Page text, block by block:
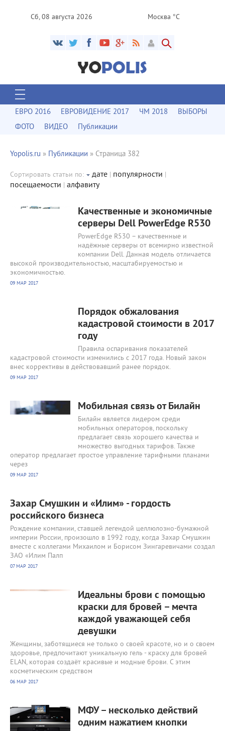
Сб, 08 августа 2026 Москва °C
ЕВРО 2016 ЕВРОВИДЕНИЕ 2017 ЧМ 2018
ВЫБОРЫ
ФОТО
ВИДЕО Публикации
Yopolis.ru » Публикации » Страница 382
Сортировать статьи по: дате популярности
посещаемости алфавиту
Качественные и экономичные
серверы Dell PowerEdge R530
PowerEdge R530 – качественные и
надёжные серверы от всемирно известной
компании Dell. Данная модель отличается
высокой производительностью, масштабируемостью и
экономичностью.
09 МАР 2017
Порядок обжалования
кадастровой стоимости в 2017
году
Правила оспаривания показателей
кадастровой стоимости изменились с 2017 года. Новый закон
внес коррективы в действовавший ранее порядок.
09 МАР 2017
Мобильная связь от Билайн
Билайн является лидером среди
мобильных операторов, поскольку
предлагает связь хорошего качества и
множество выгодных тарифов. Также
оператор предлагает простое управление тарифными планами
через
09 МАР 2017
Захар Смушкин и «Илим» - гордость
российского бизнеса
Рождение компании, ставшей легендой целлюлозно-бумажной
империи России, произошло в 1992 году, когда Захар Смушкин
вместе с коллегами Михаилом и Борисом Зингаревичами создал
ЗАО «Илим Палп
07 МАР 2017
Идеальны брови с помощью
краски для бровей – мечта
каждой уважающей себя
девушки
Женщины, заботящиеся не только о своей красоте, но и о своем
здоровье, предпочитают уникальную гель - краску для бровей
ELAN, которая создаёт красивые и модные брови. С этим
косметическим средством
06 МАР 2017
МФУ – несколько действий
одним нажатием кнопки